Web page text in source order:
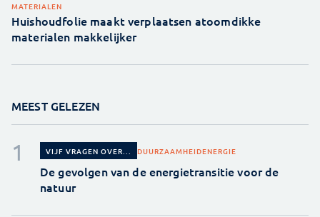
MATERIALEN
Huishoudfolie maakt verplaatsen atoomdikke
materialen makkelijker
MEEST GELEZEN
VIJF VRAGEN OVER... DUURZAAMHEIDENERGIE
De gevolgen van de energietransitie voor de
natuur